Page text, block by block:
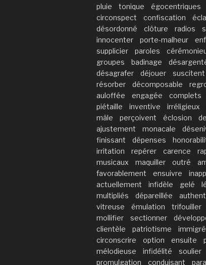
pluie
tonique égocentriques
circonspect
confiscation
désordonné
clôture radios
innocenter
porte-malheur
supplicier
paroles
groupes
badinage
désagrafer
déjouer suscitent
résorber
décomposable
auloffée
engagée complets
piétaille
inventive irréligieux
mâle
perçoivent éclosion
ajustement
monacale
finissant
dépenses
irritation
repérer carence
musicaux
maquiller outré
favorablement
ensuivre
actuellement
infidèle gelé
multipliés
dépareillée
vitreuse
émulation trifouiller
mollifier
sectionner
clientèle
patriotisme immigré
circonscrire
option ensuite
mélodieuse
infidélité soulier
promulgation
conduisant